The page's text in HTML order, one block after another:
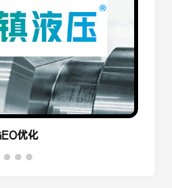
优化